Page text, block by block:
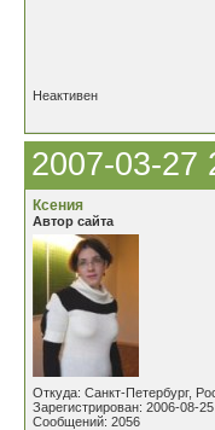
Неактивен
2007-03-27
Ксения
Автор сайта
Откуда: Санкт-Петербург,
Зарегистрирован: 2006-08-25
Сообщений: 2056